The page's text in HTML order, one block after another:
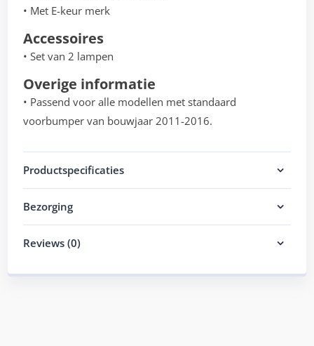
• Met E-keur merk
Accessoires
• Set van 2 lampen
Overige informatie
• Passend voor alle modellen met standaard
voorbumper van bouwjaar 2011-2016.
Productspecificaties
Bezorging
Reviews (0)